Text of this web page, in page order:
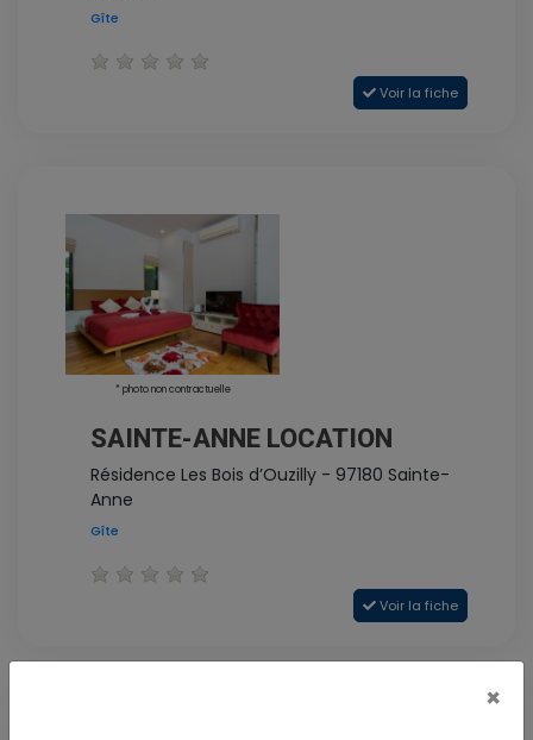
Gîte
Voir la fiche
* photo non contractuelle
SAINTE-ANNE LOCATION
Résidence Les Bois d’Ouzilly - 97180 Sainte-
Anne
Gîte
Voir la fiche
×